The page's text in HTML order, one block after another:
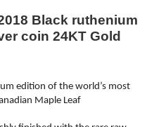
Black ruthenium
coin 24KT Gold
edition of the world’s most
Maple Leaf